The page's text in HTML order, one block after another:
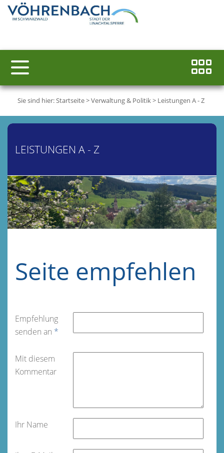
Sie sind hier:Startseite>Verwaltung & Politik> Leistungen A - Z
LEISTUNGEN A - Z
Seite empfehlen
Empfehlung
senden an *
Mit diesem
Kommentar
Ihr Name